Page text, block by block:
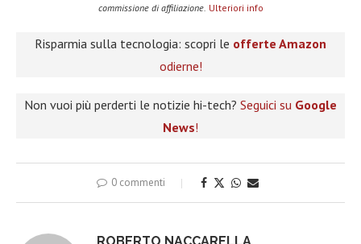
commissione di affiliazione. Ulteriori info
Risparmia sulla tecnologia: scopri le offerte Amazon
odierne!
Non vuoi più perderti le notizie hi-tech? Seguici su Google
News!
0 commenti
ROBERTO NACCARELLA